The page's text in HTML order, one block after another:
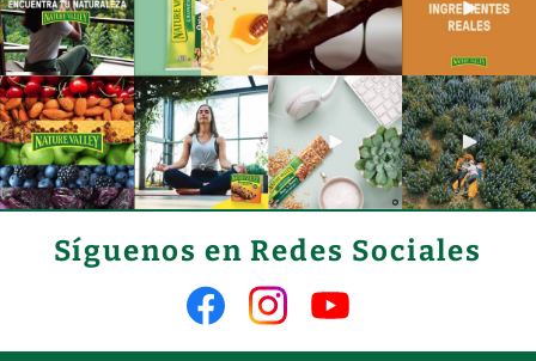
Síguenos en Redes Sociales
Síguenos
en
Facebook
Síguenos
en
Instagram
Síguenos
en